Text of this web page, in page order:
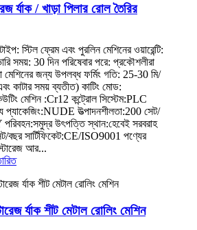
র্যাক / খাড়া পিলার রোল তৈরির
স্টিল ফ্রেম এবং পুরলিন মেশিনের ওয়ারেন্টি:
সময়: 30 দিন পরিষেবার পরে: প্রকৌশলীরা
মেশিনের জন্য উপলব্ধ ফর্মিং গতি: 25-30 মি/
এবং কাটার সময় ব্যতীত) কাটিং মোড:
মেশিন :Cr12 কন্ট্রোল সিস্টেম:PLC
উত্পাদনশীলতা:200 সেট/
পরিবহন:সমুদ্র উৎপত্তি স্থান:হেবেই সরবরাহ
বছর সার্টিফিকেট:CE/ISO9001 পণ্যের
আর...
র্যাক শীট মেটাল রোলিং মেশিন